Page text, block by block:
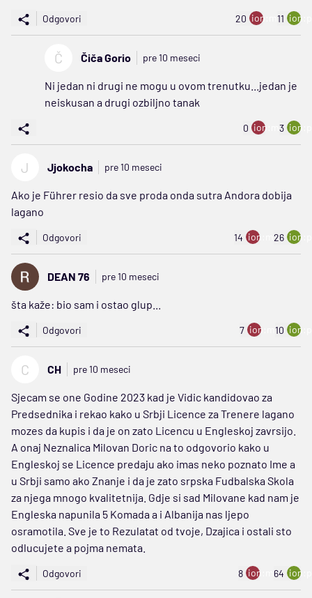
Odgovori 20 ion:minus
11
Č Čiča Gorio pre 10 meseci
Ni jedan ni drugi ne mogu u ovom trenutku...jedan je
neiskusan a drugi ozbiljno tanak
0 ion:minus
3
J Jjokocha pre 10 meseci
Ako je Führer resio da sve proda onda sutra Andora dobija
lagano
Odgovori 14 ion:minus
26
DEAN 76 pre 10 meseci
šta kaže: bio sam i ostao glup...
Odgovori 7 ion:minus
10
C CH pre 10 meseci
Sjecam se one Godine 2023 kad je Vidic kandidovao za
Predsednika i rekao kako u Srbji Licence za Trenere lagano
mozes da kupis i da je on zato Licencu u Engleskoj zavrsijo.
A onaj Neznalica Milovan Doric na to odgovorio kako u
Engleskoj se Licence predaju ako imas neko poznato Ime a
u Srbji samo ako Znanje i da je zato srpska Fudbalska Skola
za njega mnogo kvalitetnija. Gdje si sad Milovane kad nam je
Engleska napunila 5 Komada a i Albanija nas ljepo
osramotila. Sve je to Rezulatat od tvoje, Dzajica i ostali sto
odlucujete a pojma nemata.
Odgovori 8 ion:minus
64